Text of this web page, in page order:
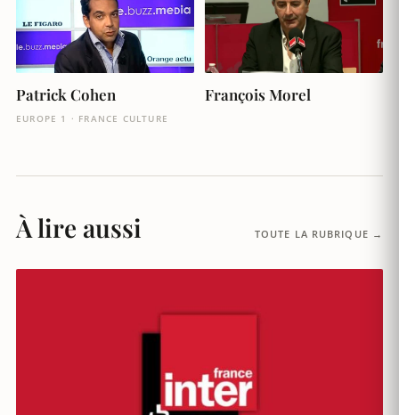
Patrick Cohen
EUROPE 1 · FRANCE CULTURE
François Morel
À lire aussi TOUTE LA RUBRIQUE →